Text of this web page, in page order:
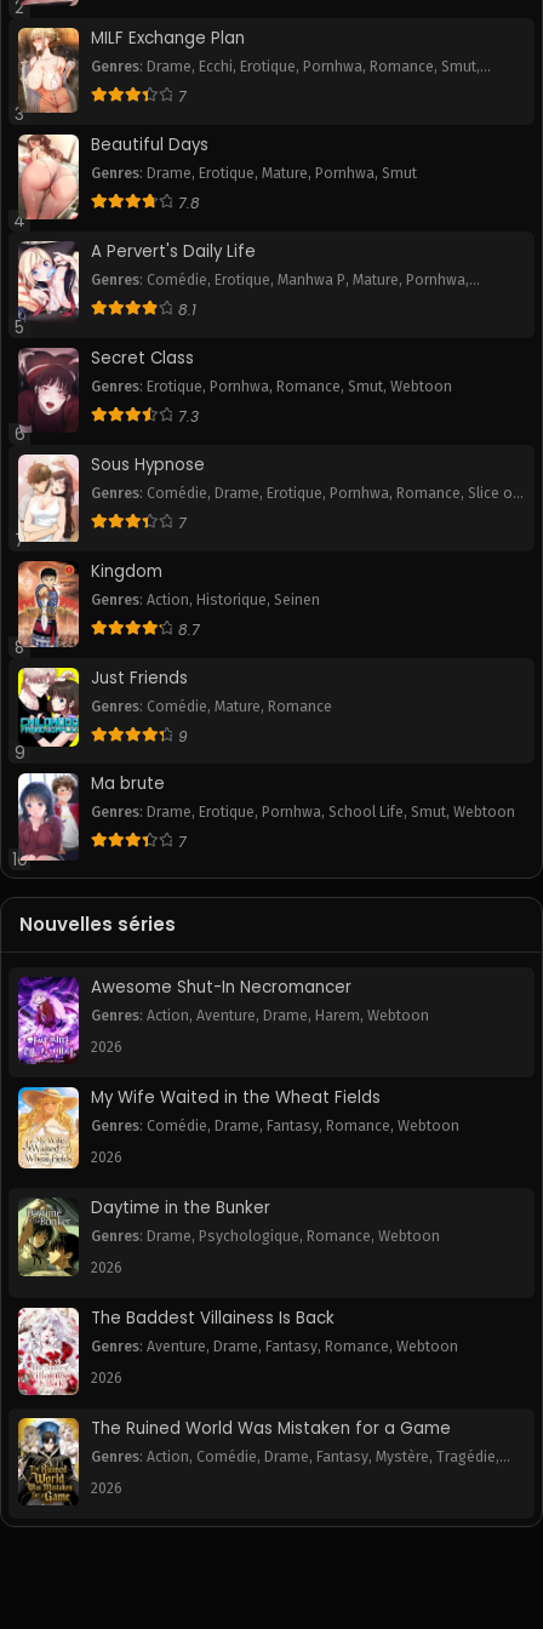
2
3
MILF Exchange Plan
Genres: Drame, Ecchi, Erotique, Pornhwa, Romance, Smut,
Webtoon
7
4
Beautiful Days
Genres: Drame, Erotique, Mature, Pornhwa, Smut
7.8
5
A Pervert's Daily Life
Genres: Comédie, Erotique, Manhwa P, Mature, Pornhwa,
Romance,Slice of Life
8.1
6
Secret Class
Genres: Erotique, Pornhwa, Romance, Smut, Webtoon
7.3
7
Sous Hypnose
Genres: Comédie, Drame, Erotique, Pornhwa, Romance, Slice of
Life,Smut 7
8
Kingdom
Genres: Action, Historique, Seinen
8.7
9
Just Friends
Genres: Comédie, Mature, Romance
9
10
Ma brute
Genres: Drame, Erotique, Pornhwa, School Life, Smut, Webtoon
7
Nouvelles séries
Awesome Shut-In Necromancer
Genres: Action, Aventure, Drame, Harem, Webtoon
2026
My Wife Waited in the Wheat Fields
Genres: Comédie, Drame, Fantasy, Romance, Webtoon
2026
Daytime in the Bunker
Genres: Drame, Psychologique, Romance, Webtoon
2026
The Baddest Villainess Is Back
Genres: Aventure, Drame, Fantasy, Romance, Webtoon
2026
The Ruined World Was Mistaken for a Game
Genres: Action, Comédie, Drame, Fantasy, Mystère, Tragédie,
Webtoon
2026